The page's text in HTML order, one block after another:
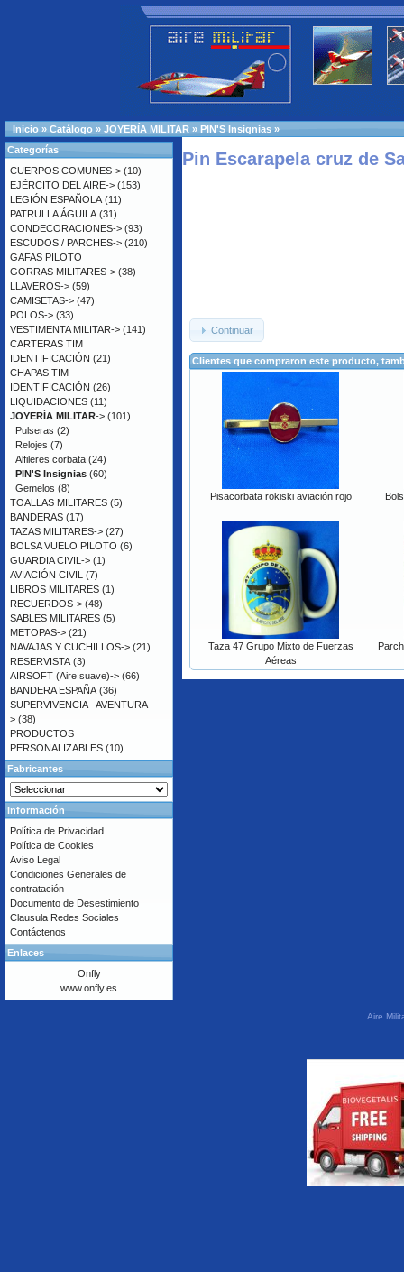
Inicio » Catálogo » JOYERÍA MILITAR » PIN'S Insignias »
Pin Escarapela cruz de
Continuar
Clientes que compraron este producto,
Pisacorbata rokiski aviación rojo
Taza 47 Grupo Mixto de Fuerzas
Aéreas
Categorías
CUERPOS COMUNES-> (10)
EJÉRCITO DEL AIRE-> (153)
LEGIÓN ESPAÑOLA (11)
PATRULLA ÁGUILA (31)
CONDECORACIONES-> (93)
ESCUDOS / PARCHES-> (210)
GAFAS PILOTO
GORRAS MILITARES-> (38)
LLAVEROS-> (59)
CAMISETAS-> (47)
POLOS-> (33)
VESTIMENTA MILITAR-> (141)
CARTERAS TIM
IDENTIFICACIÓN (21)
CHAPAS TIM
IDENTIFICACIÓN (26)
LIQUIDACIONES (11)
JOYERÍA MILITAR-> (101)
Pulseras (2)
Relojes (7)
Alfileres corbata (24)
PIN'S Insignias (60)
Gemelos (8)
TOALLAS MILITARES (5)
BANDERAS (17)
TAZAS MILITARES-> (27)
BOLSA VUELO PILOTO (6)
GUARDIA CIVIL-> (1)
AVIACIÓN CIVIL (7)
LIBROS MILITARES (1)
RECUERDOS-> (48)
SABLES MILITARES (5)
METOPAS-> (21)
NAVAJAS Y CUCHILLOS-> (21)
RESERVISTA (3)
AIRSOFT (Aire suave)-> (66)
BANDERA ESPAÑA (36)
SUPERVIVENCIA - AVENTURA-
> (38)
PRODUCTOS
PERSONALIZABLES (10)
Fabricantes
Información
Política de Privacidad
Política de Cookies
Aviso Legal
Condiciones Generales de
contratación
Documento de Desestimiento
Clausula Redes Sociales
Contáctenos
Enlaces
Onfly
www.onfly.es
Aire